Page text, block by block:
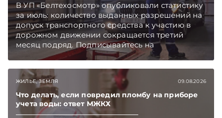
В УП «Белтехосмотр» опубликовали статистику
за июль: количество выданных разрешений на
допуск транспортного средства к участию в
дорожном движении сокращается третий
месяц подряд. Подписывайтесь на
Telegram‑канал и Viber. Главное об экономике
TelegramViber
ЖИЛЬЕ, ЗЕМЛЯ 09.08.2026
Что делать, если повредил пломбу на приборе
учета воды: ответ МЖКХ